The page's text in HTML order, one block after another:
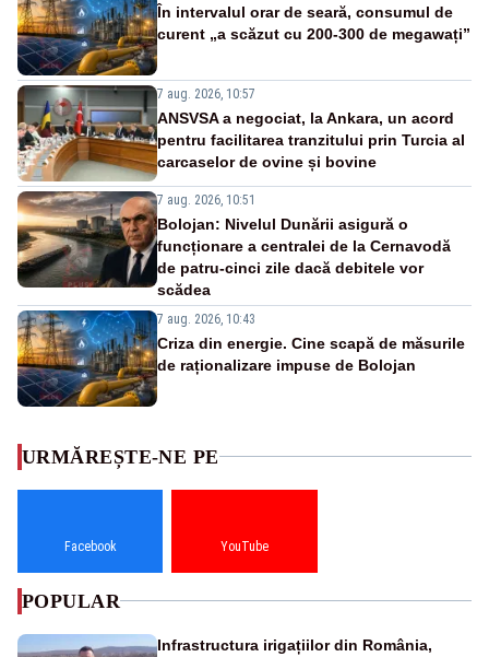
În intervalul orar de seară, consumul de
curent „a scăzut cu 200-300 de megawați”
7 aug. 2026, 10:57
ANSVSA a negociat, la Ankara, un acord
pentru facilitarea tranzitului prin Turcia al
carcaselor de ovine și bovine
7 aug. 2026, 10:51
Bolojan: Nivelul Dunării asigură o
funcționare a centralei de la Cernavodă
de patru-cinci zile dacă debitele vor
scădea
7 aug. 2026, 10:43
Criza din energie. Cine scapă de măsurile
de raționalizare impuse de Bolojan
URMĂREȘTE-NE PE
Facebook YouTube
POPULAR
Infrastructura irigațiilor din România,